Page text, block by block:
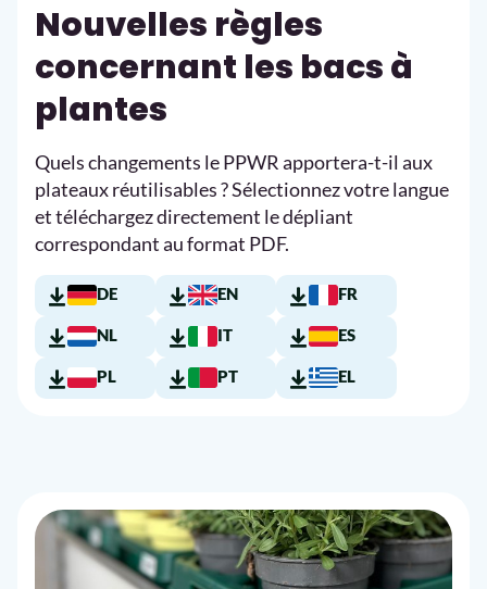
Nouvelles règles
concernant les bacs à
plantes
Quels changements le PPWR apportera-t-il aux
plateaux réutilisables ? Sélectionnez votre langue
et téléchargez directement le dépliant
correspondant au format PDF.
DE EN FR
NL IT ES
PL PT EL